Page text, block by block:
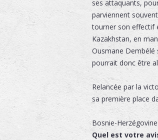
ses attaquants,
parviennent
tourner son effectif
Kazakhstan, en
Ousmane
pourrait donc être
Relancée par la
sa première place
Bosnie-
Quel est votre